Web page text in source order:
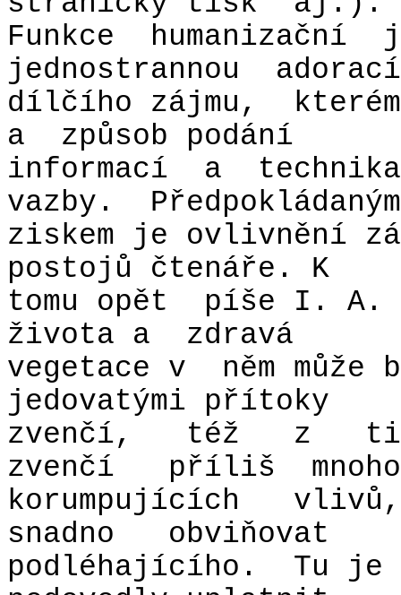
Funkce
humanizační
jednostrannou
adorací
dílčího zájmu,
a
způsob podání
informací
a
technika
vazby.
Předpokládaným
ziskem je ovlivnění
postojů čtenáře. K
tomu opět
píše I. A.
života a
zdravá
vegetace v
něm může
jedovatými přítoky
zvenčí,
též z
zvenčí
příliš
mnoho
korumpujících
vlivů,
snadno
obviňovat
podléhajícího.
Tu je